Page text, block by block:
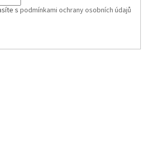
s podmínkami ochrany osobních údajů